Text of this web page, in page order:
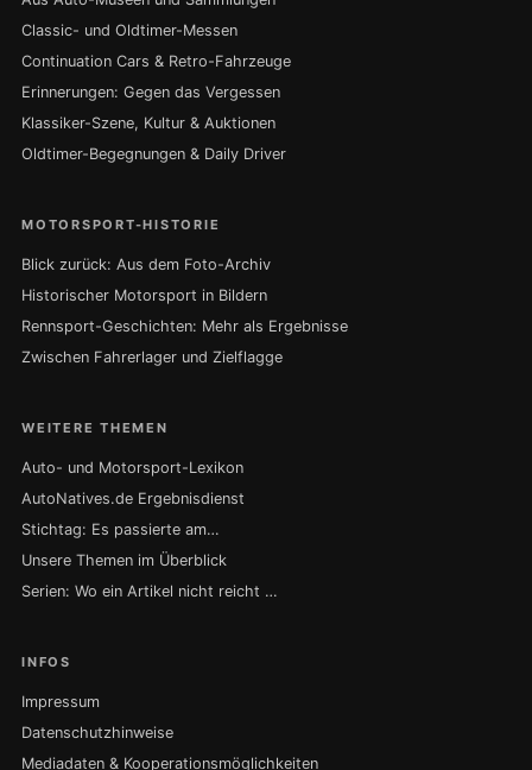
Classic- und Oldtimer-Messen
Continuation Cars & Retro-Fahrzeuge
Erinnerungen: Gegen das Vergessen
Klassiker-Szene, Kultur & Auktionen
Oldtimer-Begegnungen & Daily Driver
MOTORSPORT-HISTORIE
Blick zurück: Aus dem Foto-Archiv
Historischer Motorsport in Bildern
Rennsport-Geschichten: Mehr als Ergebnisse
Zwischen Fahrerlager und Zielflagge
WEITERE THEMEN
Auto- und Motorsport-Lexikon
AutoNatives.de Ergebnisdienst
Stichtag: Es passierte am…
Unsere Themen im Überblick
Serien: Wo ein Artikel nicht reicht …
INFOS
Impressum
Datenschutzhinweise
Mediadaten & Kooperationsmöglichkeiten